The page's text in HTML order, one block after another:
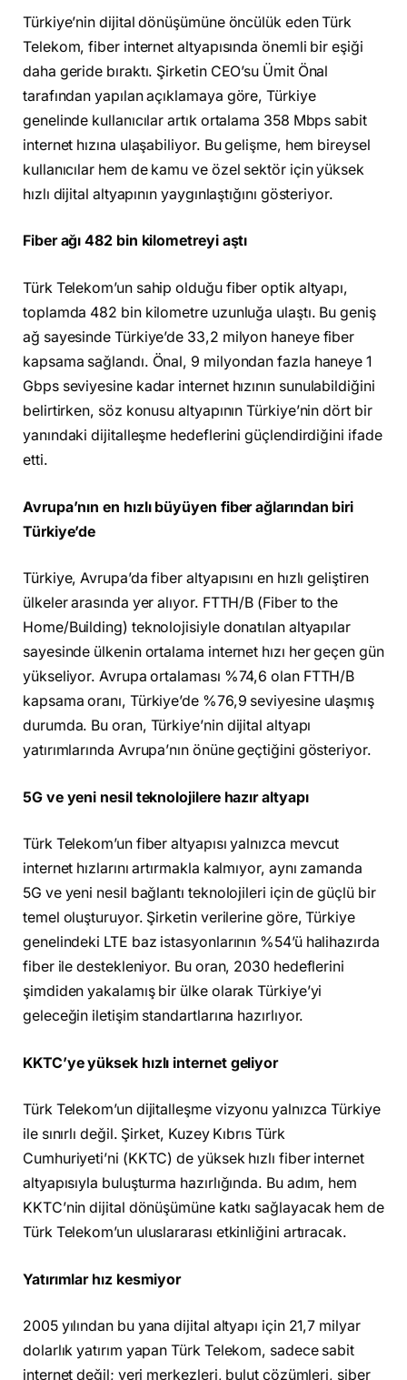
Türkiye’nin dijital dönüşümüne öncülük eden Türk
Telekom, fiber internet altyapısında önemli bir eşiği
daha geride bıraktı. Şirketin CEO’su Ümit Önal
tarafından yapılan açıklamaya göre, Türkiye
genelinde kullanıcılar artık ortalama 358 Mbps sabit
internet hızına ulaşabiliyor. Bu gelişme, hem bireysel
kullanıcılar hem de kamu ve özel sektör için yüksek
hızlı dijital altyapının yaygınlaştığını gösteriyor.
Fiber ağı 482 bin kilometreyi aştı
Türk Telekom’un sahip olduğu fiber optik altyapı,
toplamda 482 bin kilometre uzunluğa ulaştı. Bu geniş
ağ sayesinde Türkiye’de 33,2 milyon haneye fiber
kapsama sağlandı. Önal, 9 milyondan fazla haneye 1
Gbps seviyesine kadar internet hızının sunulabildiğini
belirtirken, söz konusu altyapının Türkiye’nin dört bir
yanındaki dijitalleşme hedeflerini güçlendirdiğini ifade
etti.
Avrupa’nın en hızlı büyüyen fiber ağlarından biri
Türkiye’de
Türkiye, Avrupa’da fiber altyapısını en hızlı geliştiren
ülkeler arasında yer alıyor. FTTH/B (Fiber to the
Home/Building) teknolojisiyle donatılan altyapılar
sayesinde ülkenin ortalama internet hızı her geçen gün
yükseliyor. Avrupa ortalaması %74,6 olan FTTH/B
kapsama oranı, Türkiye’de %76,9 seviyesine ulaşmış
durumda. Bu oran, Türkiye’nin dijital altyapı
yatırımlarında Avrupa’nın önüne geçtiğini gösteriyor.
5G ve yeni nesil teknolojilere hazır altyapı
Türk Telekom’un fiber altyapısı yalnızca mevcut
internet hızlarını artırmakla kalmıyor, aynı zamanda
5G ve yeni nesil bağlantı teknolojileri için de güçlü bir
temel oluşturuyor. Şirketin verilerine göre, Türkiye
genelindeki LTE baz istasyonlarının %54’ü halihazırda
fiber ile destekleniyor. Bu oran, 2030 hedeflerini
şimdiden yakalamış bir ülke olarak Türkiye’yi
geleceğin iletişim standartlarına hazırlıyor.
KKTC’ye yüksek hızlı internet geliyor
Türk Telekom’un dijitalleşme vizyonu yalnızca Türkiye
ile sınırlı değil. Şirket, Kuzey Kıbrıs Türk
Cumhuriyeti’ni (KKTC) de yüksek hızlı fiber internet
altyapısıyla buluşturma hazırlığında. Bu adım, hem
KKTC’nin dijital dönüşümüne katkı sağlayacak hem de
Türk Telekom’un uluslararası etkinliğini artıracak.
Yatırımlar hız kesmiyor
2005 yılından bu yana dijital altyapı için 21,7 milyar
dolarlık yatırım yapan Türk Telekom, sadece sabit
internet değil; veri merkezleri, bulut çözümleri, siber